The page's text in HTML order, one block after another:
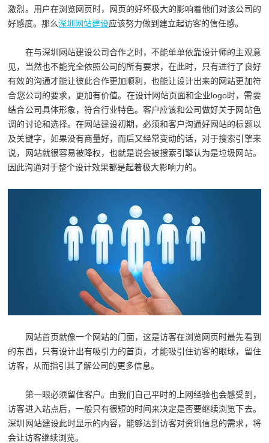
激烈。用户在浏览网页时，网页的好坏极大的影响着他们对该公司的
好感度。那么深圳网站建设应该努力做到建立起访客的信任感。
在与深圳网站建设公司合作之时，不能单单依靠设计师的主观意
见，当然也不能完全依照公司的所有要求，在此时，只有进行了良好
有效的沟通才能让彼此合作更加顺利，也能让设计出来的网站更加符
合您公司的要求，更加有价值。在设计网站页面和企业logo时，需要
结合公司具体形象，符合行业特色。客户应该和公司做好关于网站色
调的讨论和选择。在网站建设初期，必须和客户沟通好网站的标题以
及关键字，如果没有商量好，而后又经常变动的话，对于搜索引擎来
说，网站就很容易被降权，也就是说会被搜索引擎认为是垃圾网站。
因此沟通对于整个设计效果都是起着极大影响力的。
网站首页就像一个网站的门面，这是访客在浏览网页时最先看到
的东西，只有设计出有吸引力的首页，才能吸引住访客的眼球，留住
访客，从而指引其了解公司的更多信息。
第一眼必须留住客户。由我们自己平时的上网经验也会感受到，
访客进入站点后，一般只有很短的时间来决定是否要继续浏览下去。
深圳网站建设此时显示的内容，能够达到访客对资讯信息的需求，将
会让访客继续浏览。